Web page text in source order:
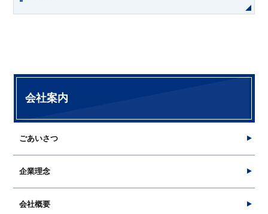
会社案内
ごあいさつ
企業理念
会社概要